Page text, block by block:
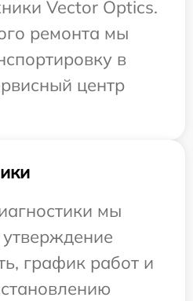
Vector Optics.
ремонта мы
в
центр
мы
график работ и